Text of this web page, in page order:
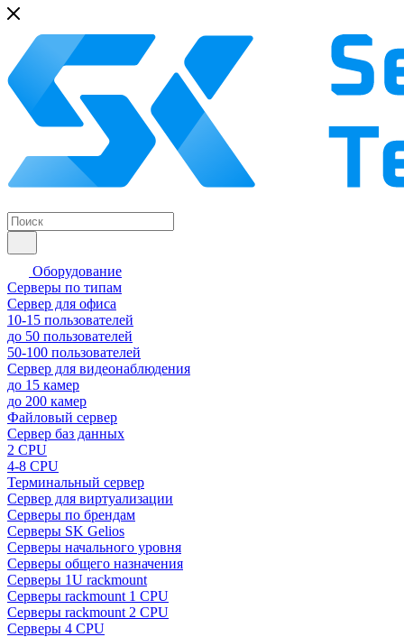
Оборудование
Серверы по типам
Сервер для офиса
10-15 пользователей
до 50 пользователей
50-100 пользователей
Сервер для видеонаблюдения
до 15 камер
до 200 камер
Файловый сервер
Сервер баз данных
2 CPU
4-8 CPU
Терминальный сервер
Сервер для виртуализации
Серверы по брендам
Серверы SK Gelios
Серверы начального уровня
Серверы общего назначения
Серверы 1U rackmount
Серверы rackmount 1 CPU
Серверы rackmount 2 CPU
Серверы 4 CPU